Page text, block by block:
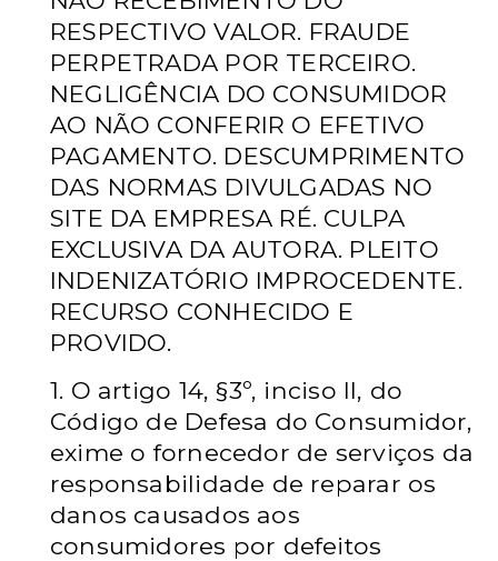
RESPECTIVO VALOR. FRAUDE
PERPETRADA POR TERCEIRO.
NEGLIGÊNCIA DO CONSUMIDOR
AO NÃO CONFERIR O EFETIVO
PAGAMENTO. DESCUMPRIMENTO
DAS NORMAS DIVULGADAS NO
SITE DA EMPRESA RÉ. CULPA
EXCLUSIVA DA AUTORA. PLEITO
INDENIZATÓRIO IMPROCEDENTE.
RECURSO CONHECIDO E
PROVIDO.
1. O artigo 14, §3º, inciso II, do
Código de Defesa do Consumidor,
exime o fornecedor de serviços da
responsabilidade de reparar os
danos causados aos
consumidores por defeitos